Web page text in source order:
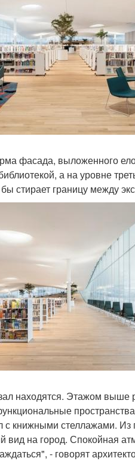
фасада, выложенного
а на уровне
стирает границу между
находятся. Этажом выше
с книжными стеллажами.
вид на город. Спокойная
- говорят